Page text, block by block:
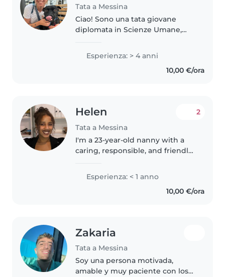
Tata a Messina
Ciao! Sono una tata giovane
diplomata in Scienze Umane,
cura di bambini di tutte le età.
Parlo inglese e italiano e ho una
certificazione in primo soccorso...
Esperienza: > 4 anni
10,00 €/ora
Helen
Tata a Messina
2
I'm a 23-year-old nanny with a
caring, responsible, and friendly
experience, I have enjoyed
Esperienza: < 1 anno
10,00 €/ora
Zakaria
Tata a Messina
Soy una persona motivada,
amable y muy paciente con los